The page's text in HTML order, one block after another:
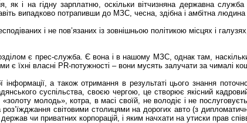
як і на гідну зарплатню, оскільки вітчизняна державна
випадково потрапивши до МЗС, чесна, здібна і амбітна
і не пов’язаних із зовнішньою політикою місцях і
є прес-служба. Є вона і в нашому МЗС, однак там,
їхні власні PR-потужності – вони мусять залучати за чималі
а також отримання в результаті цього знання
суспільства, своєю чергою, це створює якісний
молодь», котра, в масі своїй, не володіє і не
світовими столицями на дорогих авто (з
чи приватних корпорацій, і яким начхати на утиски прав